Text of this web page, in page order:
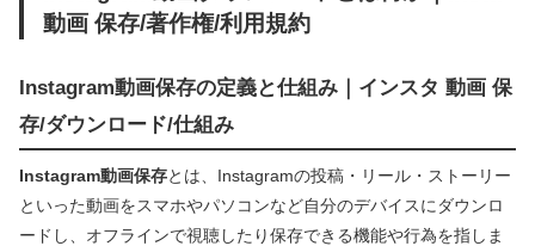
動画 保存/著作権/利用規約
Instagram動画保存の定義と仕組み｜インスタ 動画 保
存/ダウンロード/仕組み
Instagram動画保存とは、Instagramの投稿・リール・ストーリー
といった動画をスマホやパソコンなど自分のデバイスにダウンロ
ードし、オフラインで視聴したり保存できる機能や行為を指しま